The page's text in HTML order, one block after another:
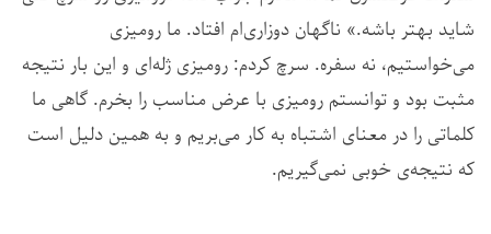
شاید بهتر باشه.» ناگهان دوزاری‌ام افتاد. ما رومیزی
می‌خواستیم، نه سفره. سرچ کردم: رومیزی ژله‌ای و این بار نتیجه
مثبت بود و توانستم رومیزی با عرض مناسب را بخرم. گاهی ما
کلماتی را در معنای اشتباه به کار می‌بریم و به همین دلیل است
که نتیجه‌ی خوبی نمی‌گیریم.